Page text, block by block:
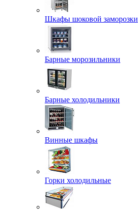
Шкафы шоковой заморозки
Барные морозильники
Барные холодильники
Винные шкафы
Горки холодильные